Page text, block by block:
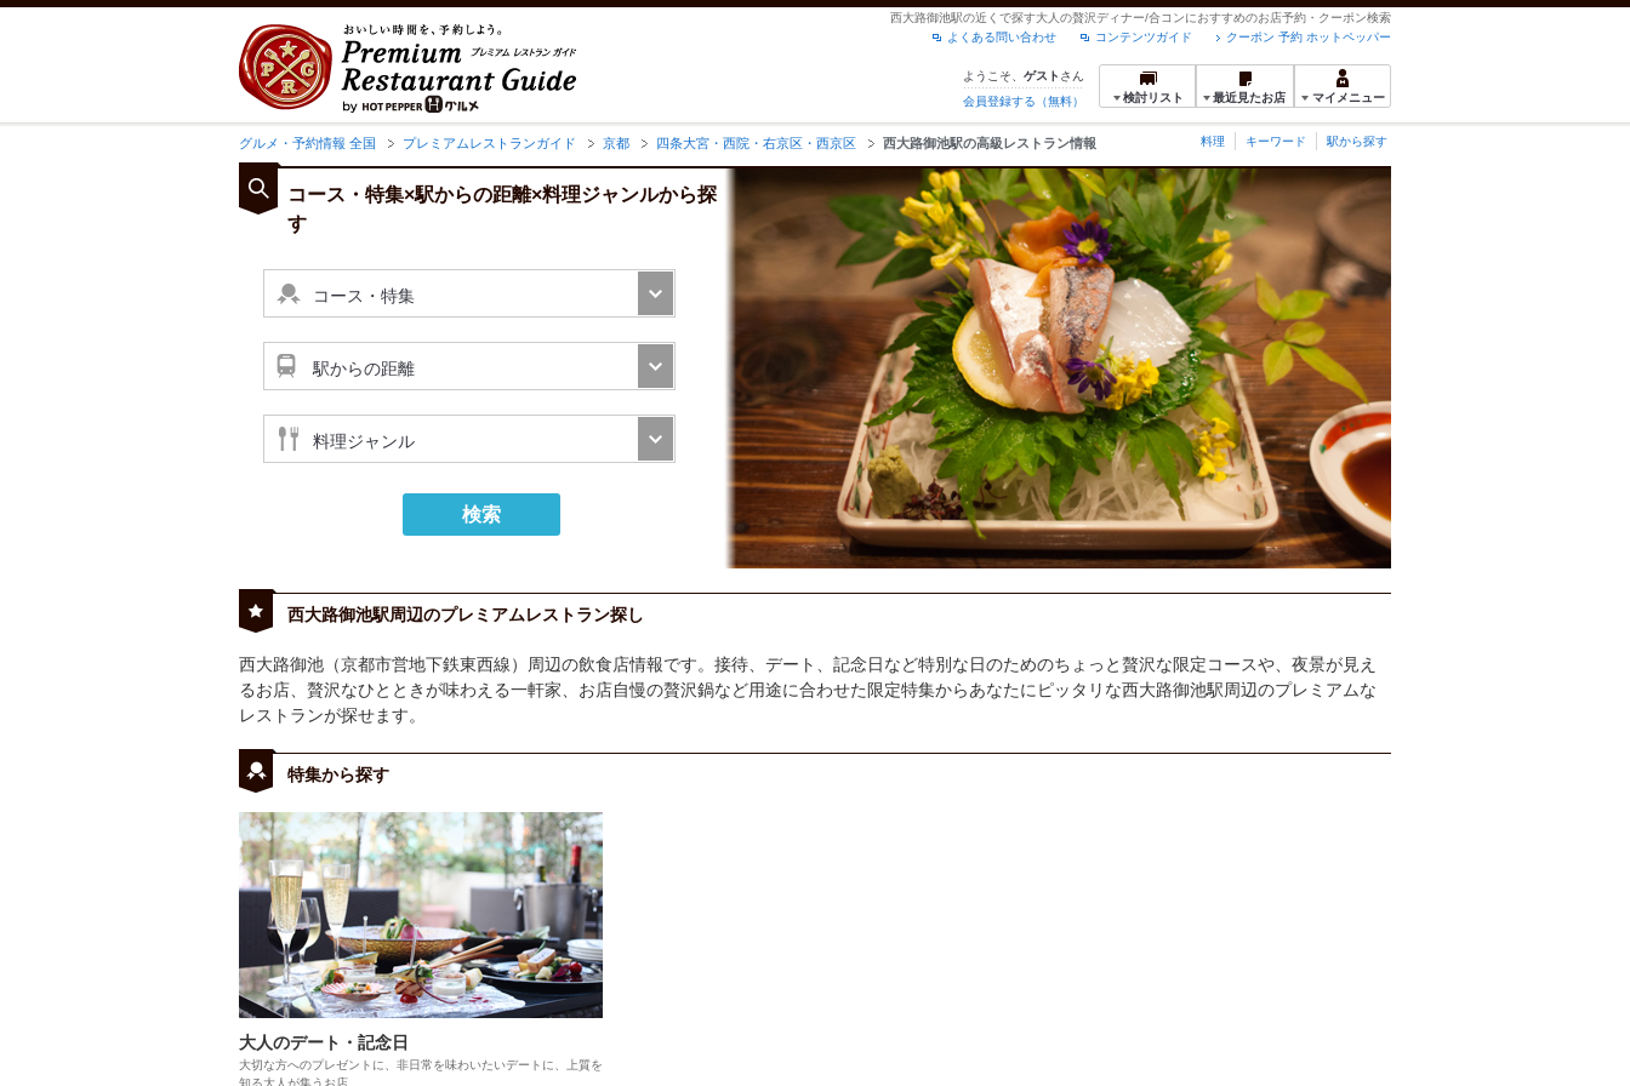
西大路御池駅の近くで探す大人の贅沢ディナー/合コンにおすすめのお店予約・クーポン検索
クーポン 予約 ホットペッパー
コンテンツガイド
よくある問い合わせ
ようこそ、 ゲスト さん
会員登録する（無料）
検討リスト 最近見たお店 マイメニュー
グルメ・予約情報 全国 プレミアムレストランガイド 京都 四条大宮・西院・右京区・西京区 西大路御池駅の高級レストラン情報 料理 キーワード 駅から探す
コース・特集×駅からの距離×料理ジャンルから探
す
コース・特集
駅からの距離
料理ジャンル
検索
西大路御池駅周辺のプレミアムレストラン探し
西大路御池（京都市営地下鉄東西線）周辺の飲食店情報です。接待、デート、記念日など特別な日のためのちょっと贅沢な限定コースや、夜景が見え
るお店、贅沢なひとときが味わえる一軒家、お店自慢の贅沢鍋など用途に合わせた限定特集からあなたにピッタリな西大路御池駅周辺のプレミアムな
レストランが探せます。
特集から探す
大人のデート・記念日
大切な方へのプレゼントに、非日常を味わいたいデートに、上質を
知る大人が集うお店